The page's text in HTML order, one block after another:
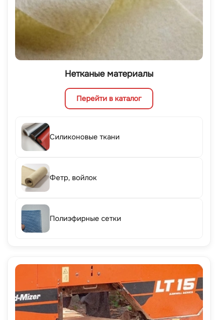
Нетканые материалы
Перейти в каталог
Силиконовые ткани
Фетр, войлок
Полиэфирные сетки